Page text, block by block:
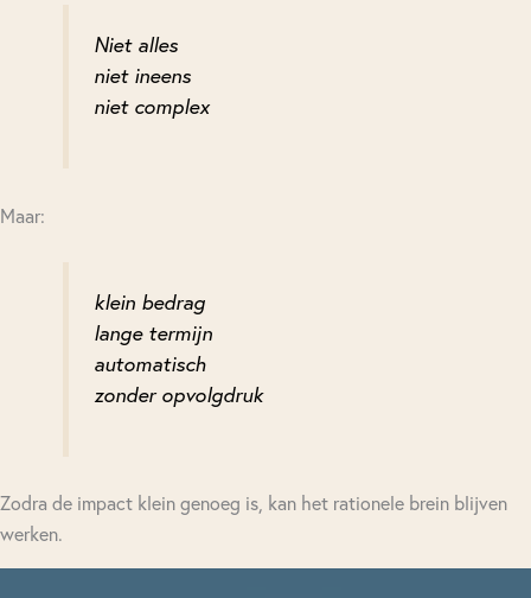
Niet alles
niet ineens
niet complex
Maar:
klein bedrag
lange termijn
automatisch
zonder opvolgdruk
Zodra de impact klein genoeg is, kan het rationele brein blijven
werken.